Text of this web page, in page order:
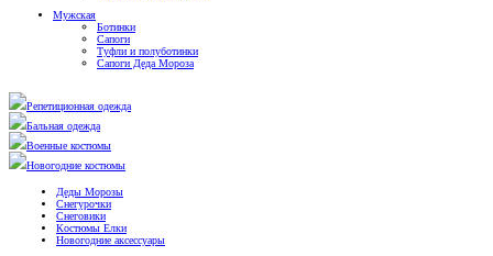
Мужская
Ботинки
Сапоги
Туфли и полуботинки
Сапоги Деда Мороза
Репетиционная одежда
Бальная одежда
Военные костюмы
Новогодние костюмы
Деды Морозы
Снегурочки
Снеговики
Костюмы Елки
Новогодние аксессуары